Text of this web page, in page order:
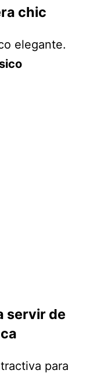
chic
elegante.
servir de
para